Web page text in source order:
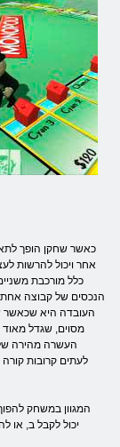
כאשר שחקן הופך
אחר ויכול להרשות
כלל מורכבת
הנכסים של קבוצה אחת
העובדה היא שכאשר
מסוים, שגדל
העשרה מהירה
לעתים קרובות
המגוון במשחק
יכול לקבל ב, או